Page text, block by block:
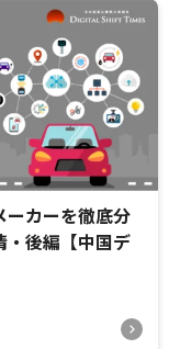
ーカーを徹底分
・後編【中国デ